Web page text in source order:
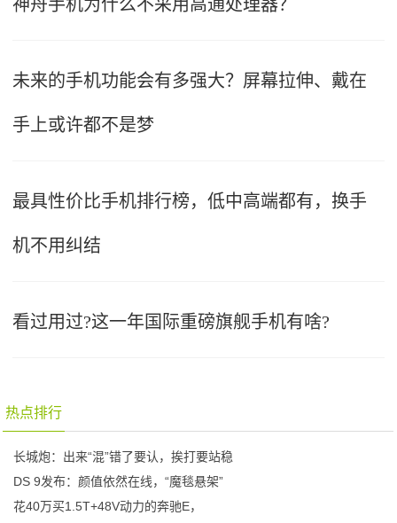
神舟手机为什么不采用高通处理器？
未来的手机功能会有多强大？屏幕拉伸、戴在
手上或许都不是梦
最具性价比手机排行榜，低中高端都有，换手
机不用纠结
看过用过?这一年国际重磅旗舰手机有啥?
热点排行
长城炮：出来“混”错了要认，挨打要站稳
DS 9发布：颜值依然在线，“魔毯悬架”
花40万买1.5T+48V动力的奔驰E，